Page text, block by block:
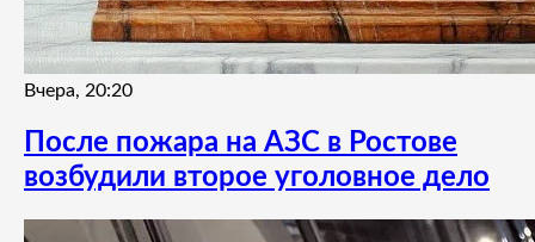
Вчера, 20:20
После пожара на АЗС в Ростове
возбудили второе уголовное дело